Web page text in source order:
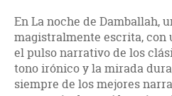
En La noche de Damballah,
magistralmente escrita, con
el pulso narrativo de los
tono irónico y la mirada
siempre de los mejores